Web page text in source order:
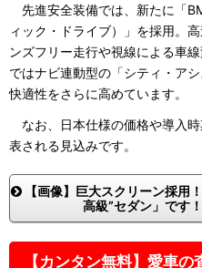
先進安全装備では、新たに「
ィック・ドライブ）」を採用。
ンズフリー走行や視線による車
ではナビ連動型の「シティ・ア
快適性をさらに高めています。
なお、日本仕様の価格や導入
表される見込みです。
【画像】巨大スクリーン採用
高級”セダン」です
【カンタン無料】愛車